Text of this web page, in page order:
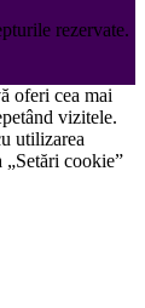
rezervate.
oferi cea mai
vizitele.
utilizarea
cookie”